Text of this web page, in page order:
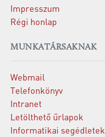
Impresszum
Régi honlap
MUNKATÁRSAKNAK
Webmail
Telefonkönyv
Intranet
Letölthető űrlapok
Informatikai segédletek